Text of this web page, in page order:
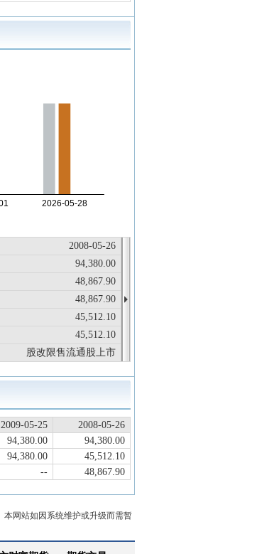
2008-05-26
94,380.00
48,867.90
48,867.90
45,512.10
45,512.10
股改限售流通股上市
2009-05-25
2008-05-26
94,380.00
94,380.00
94,380.00
45,512.10
-- 48,867.90
网站如因系统维护或升级而需暂